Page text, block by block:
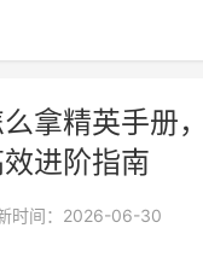
拿精英手册
进阶指南
时间：2026-06-30